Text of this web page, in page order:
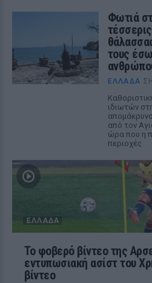
Φωτιά
τους
ΕΛΛΆΔΑ
ιδιωτών
από τον
ώρα που η
περιοχές
ΕΛΛΆΔΑ
Το φοβερό βίντεο της
εντυπωσιακή ασίστ του
βίντεο